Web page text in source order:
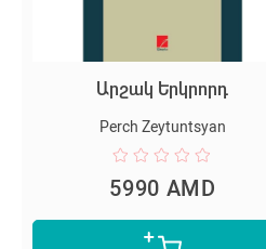
Արշակ Երկրորդ
Perch Zeytuntsyan
5990 AMD